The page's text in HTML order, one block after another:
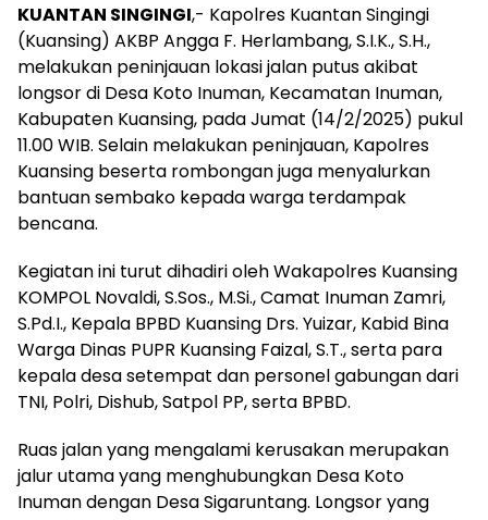
KUANTAN SINGINGI,- Kapolres Kuantan Singingi
(Kuansing) AKBP Angga F. Herlambang, S.I.K., S.H.,
melakukan peninjauan lokasi jalan putus akibat
longsor di Desa Koto Inuman, Kecamatan Inuman,
Kabupaten Kuansing, pada Jumat (14/2/2025) pukul
11.00 WIB. Selain melakukan peninjauan, Kapolres
Kuansing beserta rombongan juga menyalurkan
bantuan sembako kepada warga terdampak
bencana.
Kegiatan ini turut dihadiri oleh Wakapolres Kuansing
KOMPOL Novaldi, S.Sos., M.Si., Camat Inuman Zamri,
S.Pd.I., Kepala BPBD Kuansing Drs. Yuizar, Kabid Bina
Warga Dinas PUPR Kuansing Faizal, S.T., serta para
kepala desa setempat dan personel gabungan dari
TNI, Polri, Dishub, Satpol PP, serta BPBD.
Ruas jalan yang mengalami kerusakan merupakan
jalur utama yang menghubungkan Desa Koto
Inuman dengan Desa Sigaruntang. Longsor yang